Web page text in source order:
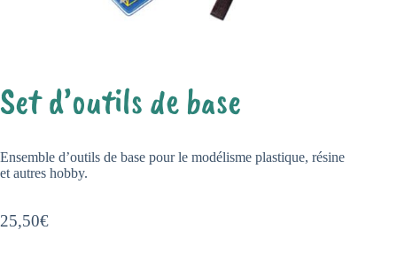
Set d’outils de base
25,50€
Ensemble d’outils de base pour le modélisme plastique, résine
et autres hobby.